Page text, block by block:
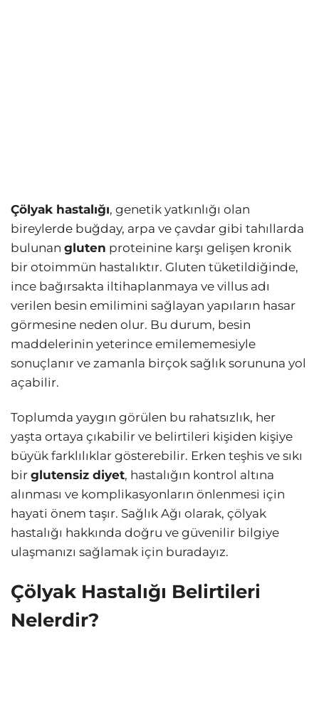
Çölyak hastalığı, genetik yatkınlığı olan
bireylerde buğday, arpa ve çavdar gibi tahıllarda
bulunan gluten proteinine karşı gelişen kronik
bir otoimmün hastalıktır. Gluten tüketildiğinde,
ince bağırsakta iltihaplanmaya ve villus adı
verilen besin emilimini sağlayan yapıların hasar
görmesine neden olur. Bu durum, besin
maddelerinin yeterince emilememesiyle
sonuçlanır ve zamanla birçok sağlık sorununa yol
açabilir.
Toplumda yaygın görülen bu rahatsızlık, her
yaşta ortaya çıkabilir ve belirtileri kişiden kişiye
büyük farklılıklar gösterebilir. Erken teşhis ve sıkı
bir glutensiz diyet, hastalığın kontrol altına
alınması ve komplikasyonların önlenmesi için
hayati önem taşır. Sağlık Ağı olarak, çölyak
hastalığı hakkında doğru ve güvenilir bilgiye
ulaşmanızı sağlamak için buradayız.
Çölyak Hastalığı Belirtileri
Nelerdir?